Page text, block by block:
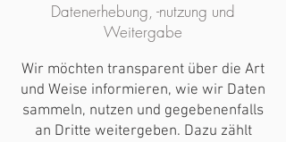
Datenerhebung, -nutzung und
Weitergabe
Wir möchten transparent über die Art
und Weise informieren, wie wir Daten
sammeln, nutzen und gegebenenfalls
an Dritte weitergeben. Dazu zählt